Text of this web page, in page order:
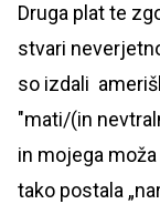
Druga plat te
stvari
so izdali
"mati/(in
in mojega
tako postala